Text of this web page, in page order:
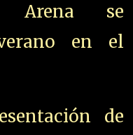
Arena se
en el
de